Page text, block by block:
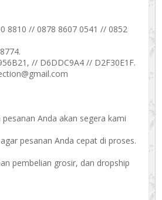
8810 // 0878 8607 0541 // 0852
// D6DDC9A4 // D2F30E1F.
Anda akan segera kami
pesanan Anda cepat di proses.
pembelian grosir, dan dropship